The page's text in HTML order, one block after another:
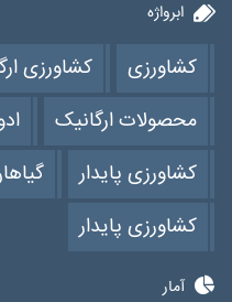
ابرواژه
کشاورزی کشاورزی
محصولات ارگانیک
کشاورزی پایدار
کشاورزی پایدار
آمار